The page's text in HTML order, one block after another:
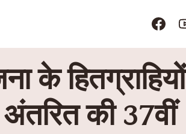
के हितग्राहियों
की 37वीं